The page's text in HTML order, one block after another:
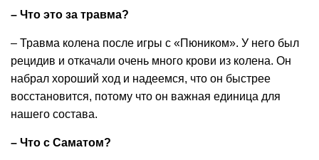
– Что это за травма?
– Травма колена после игры с «Пюником». У него был
рецидив и откачали очень много крови из колена. Он
набрал хороший ход и надеемся, что он быстрее
восстановится, потому что он важная единица для
нашего состава.
– Что с Саматом?